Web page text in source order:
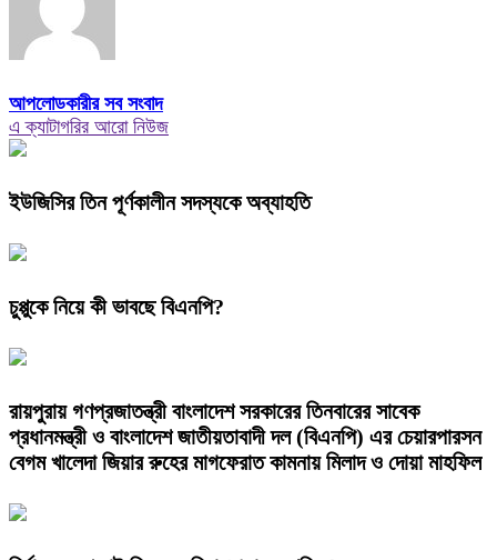
আপলোডকারীর সব সংবাদ
এ ক্যাটাগরির আরো নিউজ
ইউজিসির তিন পূর্ণকালীন সদস্যকে অব্যাহতি
চুপ্পুকে নিয়ে কী ভাবছে বিএনপি?
রায়পুরায় গণপ্রজাতন্ত্রী বাংলাদেশ সরকারের তিনবারের সাবেক
প্রধানমন্ত্রী ও বাংলাদেশ জাতীয়তাবাদী দল (বিএনপি) এর চেয়ারপারসন
বেগম খালেদা জিয়ার রুহের মাগফেরাত কামনায় মিলাদ ও দোয়া মাহফিল